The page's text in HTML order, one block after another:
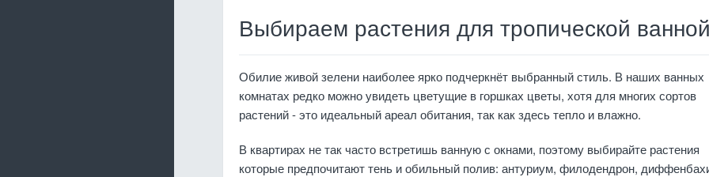
Выбираем растения для тропической ванной
Обилие живой зелени наиболее ярко подчеркнёт выбранный стиль. В наших ванных
комнатах редко можно увидеть цветущие в горшках цветы, хотя для многих сортов
растений - это идеальный ареал обитания, так как здесь тепло и влажно.
В квартирах не так часто встретишь ванную с окнами, поэтому выбирайте растения
которые предпочитают тень и обильный полив: антуриум, филодендрон,